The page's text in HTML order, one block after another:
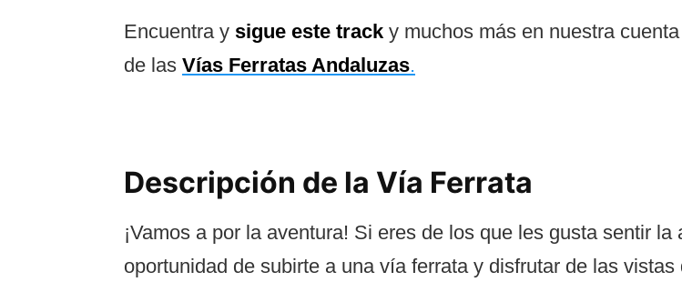
Encuentra y sigue este track y muchos más en nuestra
de las Vías Ferratas Andaluzas.
Descripción de la Vía Ferrata
¡Vamos a por la aventura! Si eres de los que les gusta sentir
oportunidad de subirte a una vía ferrata y disfrutar de las vistas